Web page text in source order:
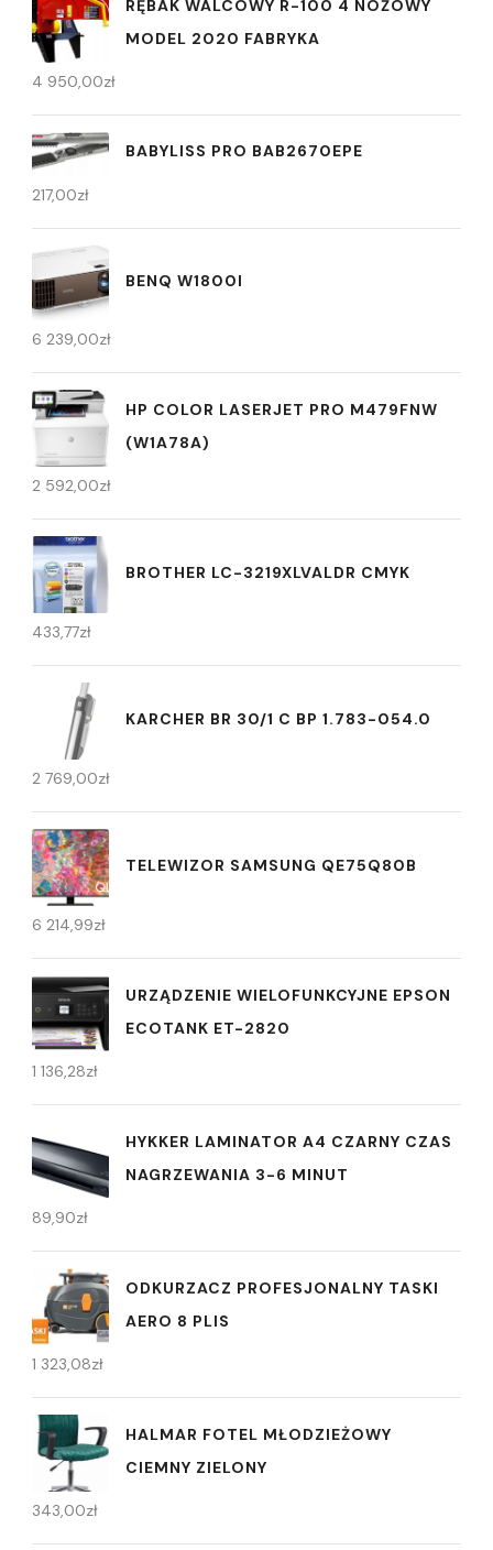
RĘBAK WALCOWY R-100 4 NOŻOWY
MODEL 2020 FABRYKA
4 950,00zł
BABYLISS PRO BAB2670EPE
217,00zł
BENQ W1800I
6 239,00zł
HP COLOR LASERJET PRO M479FNW
(W1A78A)
2 592,00zł
BROTHER LC-3219XLVALDR CMYK
433,77zł
KARCHER BR 30/1 C BP 1.783-054.0
2 769,00zł
TELEWIZOR SAMSUNG QE75Q80B
6 214,99zł
URZĄDZENIE WIELOFUNKCYJNE EPSON
ECOTANK ET-2820
1 136,28zł
HYKKER LAMINATOR A4 CZARNY CZAS
NAGRZEWANIA 3-6 MINUT
89,90zł
ODKURZACZ PROFESJONALNY TASKI
AERO 8 PLIS
1 323,08zł
HALMAR FOTEL MŁODZIEŻOWY
CIEMNY ZIELONY
343,00zł